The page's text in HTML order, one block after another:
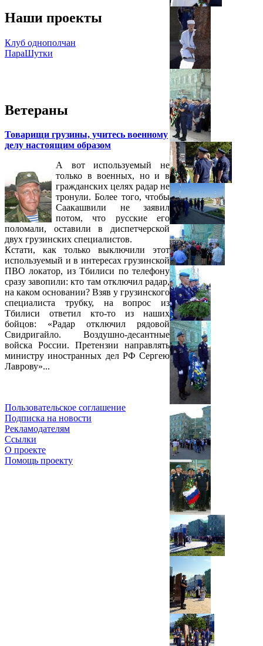
Наши проекты
Клуб однополчан
ПараШутки
Ветераны
Товарищи грузины, учитесь военному
делу настоящим образом
А вот используемый не
только в военных, но и в
гражданских целях радар не
тронули. Более того, чтобы
Саакашвили не заявил
потом, что русские его
поломали, оставили в диспетчерской
двух грузинских специалистов.
Кстати, как только выключили этот
используемый и в интересах грузинской
ПВО локатор, из Тбилиси по телефону
сразу завопили: кто там отключил радар,
на каком основании? Взяв у грузинского
специалиста трубку, на вопрос из
Тбилиси ответил кто-то из наших
бойцов: «Радар отключил рядовой
Свидригайло. Воздушно-десантные
войска России. Претензии направлять
министру иностранных дел РФ Сергею
Лаврову»...
Пользовательское соглашение
Подписка на новости
Рекламодателям
Ссылки
О проекте
Помощь проекту